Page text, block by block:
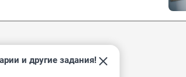
и другие задания!